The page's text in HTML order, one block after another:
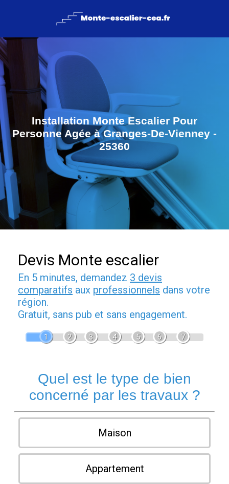
Installation Monte Escalier Pour
Personne Agée à Granges-De-Vienney -
25360
Devis Monte escalier
En 5 minutes, demandez 3 devis
comparatifs aux professionnels dans votre
région.
Gratuit, sans pub et sans engagement.
1 2 3 4 5 6 7
Quel est le type de bien
concerné par les travaux ?
Maison
Appartement